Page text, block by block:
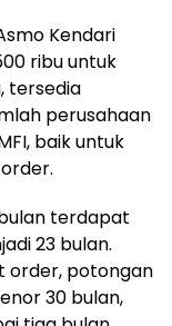
Kendari
ribu untuk
tersedia
perusahaan
baik untuk
terdapat
23 bulan.
order, potongan
30 bulan,